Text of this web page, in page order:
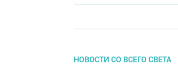
НОВОСТИ СО ВСЕГО СВЕТА